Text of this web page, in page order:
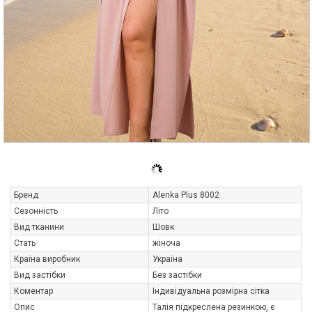
Бренд
Alenka Plus 8002
Сезонність
Літо
Вид тканини
Шовк
Стать
жіноча
Країна виробник
Україна
Вид застібки
Без застібки
Коментар
Індивідуальна розмірна сітка
Опис
Талія підкреслена резинкою, є